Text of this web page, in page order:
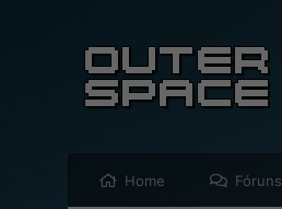
Home Fóruns